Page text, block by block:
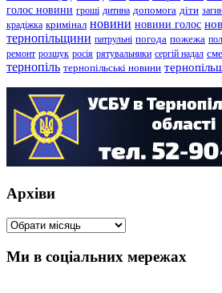
голос новини гроші дитина допомога діти
крадіжка кримінал новини новини голос
тернопільщини патрульні погода пожежа
ремонт розшук росія рятувальники сергій надал
тернопіль тернопільські новини
Архіви
Архіви
Ми в соціальних мережах